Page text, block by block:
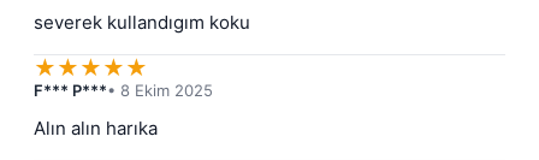
severek kullandıgım koku
★★★★★
F*** P***• 8 Ekim 2025
Alın alın harıka